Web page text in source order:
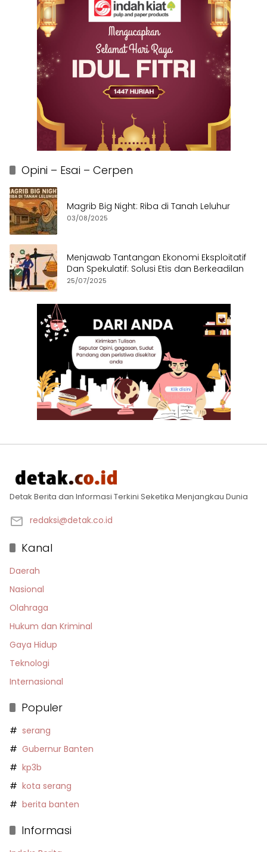
Opini – Esai – Cerpen
Magrib Big Night: Riba di Tanah Leluhur
03/08/2025
Menjawab Tantangan Ekonomi Eksploitatif
Dan Spekulatif: Solusi Etis dan Berkeadilan
25/07/2025
Detak Berita dan Informasi Terkini Seketika Menjangkau Dunia
redaksi@detak.co.id
Kanal
Daerah
Nasional
Olahraga
Hukum dan Kriminal
Gaya Hidup
Teknologi
Internasional
Populer
serang
Gubernur Banten
kp3b
kota serang
berita banten
Informasi